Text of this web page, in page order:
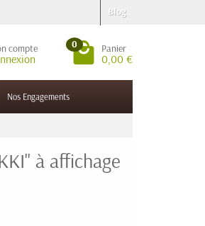
Blog
compte 0 Panier
0,00 €
Nos Engagements
à affichage